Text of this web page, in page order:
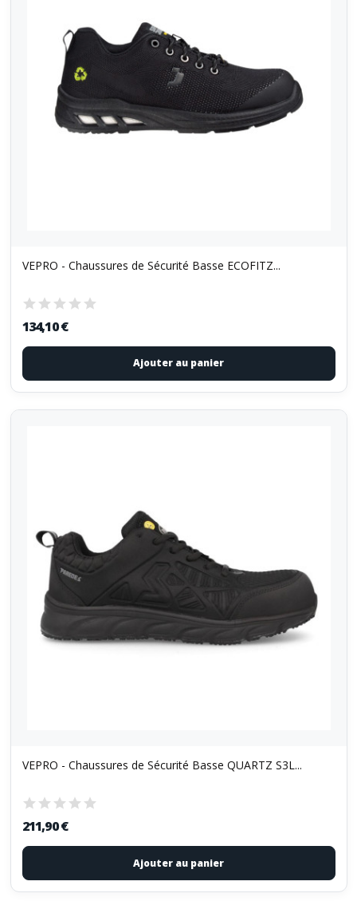
VEPRO - Chaussures de Sécurité Basse ECOFITZ...
134,10 €
Ajouter au panier
VEPRO - Chaussures de Sécurité Basse QUARTZ S3L...
211,90 €
Ajouter au panier